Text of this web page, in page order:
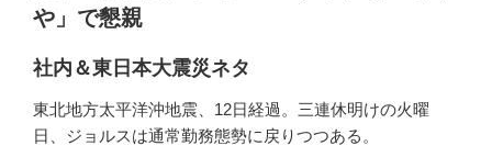
や」で懇親
社内＆東日本大震災ネタ
東北地方太平洋沖地震、12日経過。三連休明けの火曜
日、ジョルスは通常勤務態勢に戻りつつある。